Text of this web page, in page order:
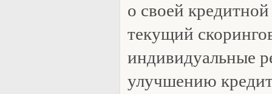
о своей
текущий
индивидуальные
улучшению